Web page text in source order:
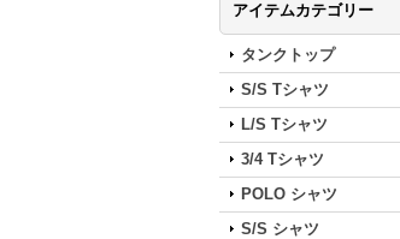
アイテムカテゴリー
タンクトップ
S/S Tシャツ
L/S Tシャツ
3/4 Tシャツ
POLO シャツ
S/S シャツ